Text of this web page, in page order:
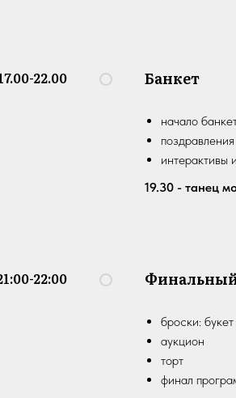
22.00 Банкет
начало
поздравления
интерактивы
19.30 - танец
22:00
броски:
аукцион
торт
финал